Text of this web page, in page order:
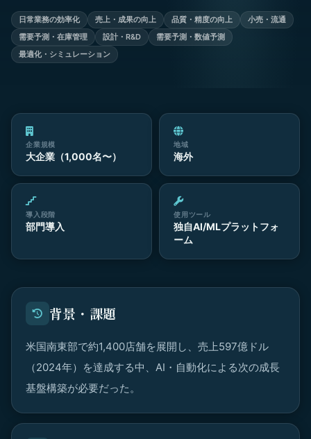
日常業務の効率化 売上・成果の向上 品質・精度の向上
小売・流通
需要予測・在庫管理
設計・R&D
需要予測・数値予測
最適化・シミュレーション
企業規模
大企業（1,000名〜）
地域
海外
導入段階
部門導入
使用ツール
独自AI/MLプラットフォ
ーム
背景・課題
米国南東部で約1,400店舗を展開し、売上597億ドル
（2024年）を達成する中、AI・自動化による次の成長
基盤構築が必要だった。